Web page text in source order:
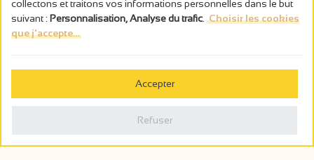
L’abus d’alcool est dangereux pour la santé, à consommer avec
Politique de confidentialité
collectons et traitons vos informations personnelles dans le but
suivant : Personnalisation, Analyse du trafic Choisir les cookies
que j'accepte...
Accepter
Refuser